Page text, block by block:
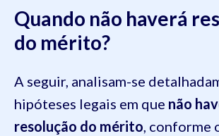
Quando não haverá
do mérito?
A seguir, analisam-se
hipóteses legais em que não
resolução do mérito, conforme